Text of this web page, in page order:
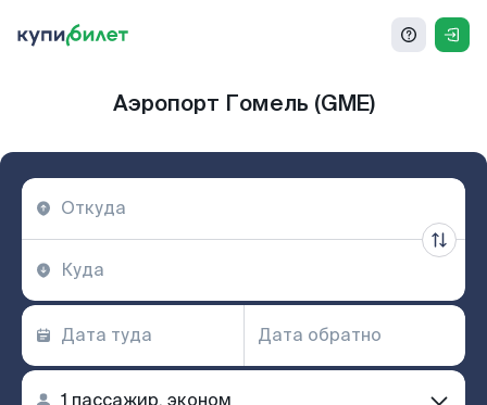
Аэропорт Гомель (GME)